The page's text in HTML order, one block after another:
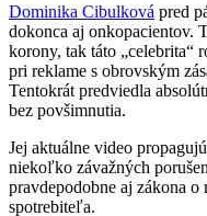
Dominika Cibulková pred
dokonca aj onkopacientov.
korony, tak táto „celebrita“
pri reklame s obrovským
Tentokrát predviedla
bez povšimnutia.
Jej aktuálne video
niekoľko závažných
pravdepodobne aj zákona o
spotrebiteľa.